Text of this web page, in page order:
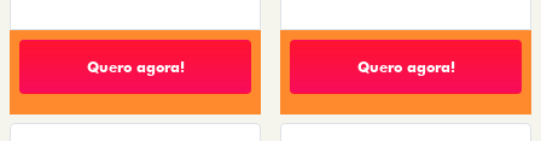
Quero agora! Quero agora!